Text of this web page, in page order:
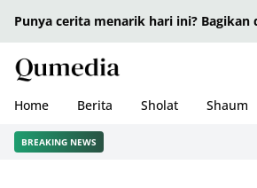
Punya cerita menarik hari ini? Bagikan
Home Berita Sholat Shaum
BREAKING NEWS